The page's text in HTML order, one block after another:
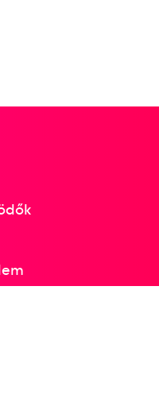
bajnokság
Iván
Hatz József